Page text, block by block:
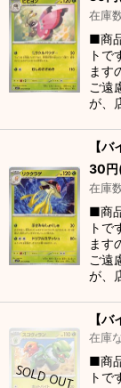
在庫
■商
トで
ます
ご遠
が、
【
30円
在庫
■商
トで
ます
ご遠
が、
【
在庫
■商
トで